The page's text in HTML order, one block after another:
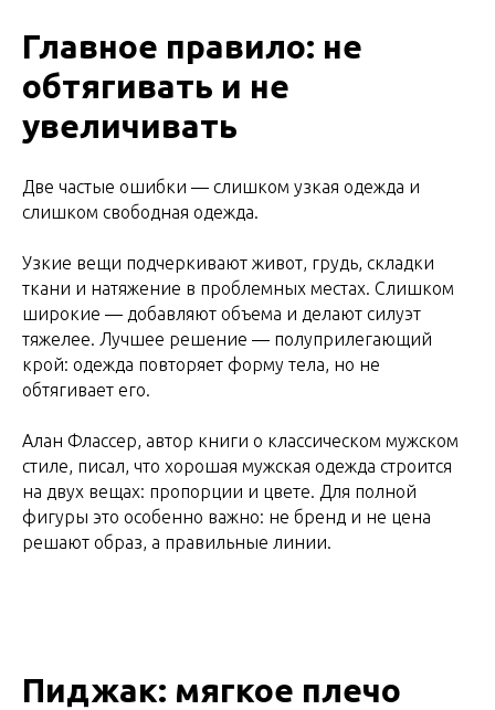
Главное правило: не
обтягивать и не
увеличивать
Две частые ошибки — слишком узкая одежда и
слишком свободная одежда.
Узкие вещи подчеркивают живот, грудь, складки
ткани и натяжение в проблемных местах. Слишком
широкие — добавляют объема и делают силуэт
тяжелее. Лучшее решение — полуприлегающий
крой: одежда повторяет форму тела, но не
обтягивает его.
Алан Флассер, автор книги о классическом мужском
стиле, писал, что хорошая мужская одежда строится
на двух вещах: пропорции и цвете. Для полной
фигуры это особенно важно: не бренд и не цена
решают образ, а правильные линии.
Пиджак: мягкое плечо